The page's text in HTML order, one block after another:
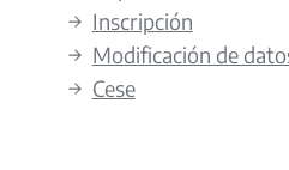
→ Inscripción
→ Modificación de
→ Cese